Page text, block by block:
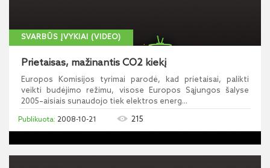
SVARBŪS ĮVYKIAI (VIDEO)
Prietaisas, mažinantis CO2 kiekį
Europos Komisijos tyrimai parodė, kad prietaisai, palikti
veikti budėjimo režimu, visose Europos Sąjungos šalyse
2005–aisiais sunaudojo tiek elektros energ...
2008-10-21 215